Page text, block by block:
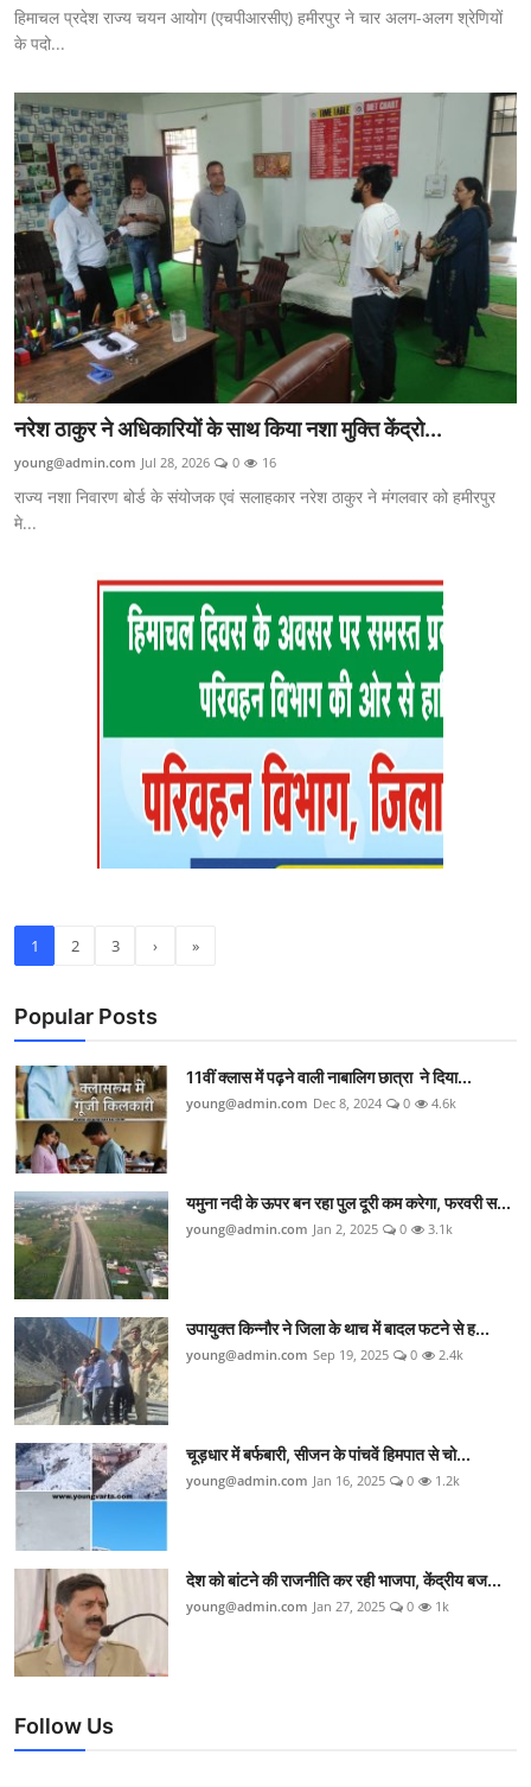
हिमाचल प्रदेश राज्य चयन आयोग (एचपीआरसीए) हमीरपुर ने चार अलग-अलग श्रेणियों
के पदो...
नरेश ठाकुर ने अधिकारियों के साथ किया नशा मुक्ति केंद्रो...
young@admin.com Jul 28, 2026 0 16
राज्य नशा निवारण बोर्ड के संयोजक एवं सलाहकार नरेश ठाकुर ने मंगलवार को हमीरपुर
मे...
1 2 3 › »
Popular Posts
11वीं क्लास में पढ़ने वाली नाबालिग छात्रा ने दिया...
young@admin.com Dec 8, 2024 0 4.6k
यमुना नदी के ऊपर बन रहा पुल दूरी कम करेगा, फरवरी स...
young@admin.com Jan 2, 2025 0 3.1k
उपायुक्त किन्नौर ने जिला के थाच में बादल फटने से ह...
young@admin.com Sep 19, 2025 0 2.4k
चूड़धार में बर्फबारी, सीजन के पांचवें हिमपात से चो...
young@admin.com Jan 16, 2025 0 1.2k
देश को बांटने की राजनीति कर रही भाजपा, केंद्रीय बज...
young@admin.com Jan 27, 2025 0 1k
Follow Us